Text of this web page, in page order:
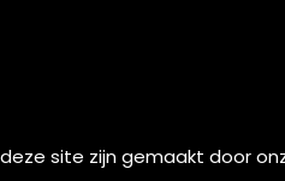
site zijn gemaakt door